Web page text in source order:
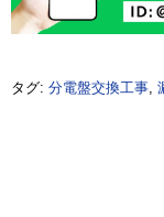
タグ: 分電盤交換工事,